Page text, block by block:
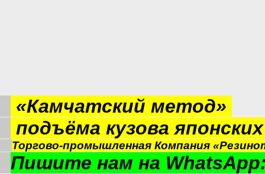
«Камчатский метод»
подъёма кузова
Торгово-промышленная Компания
Пишите нам на